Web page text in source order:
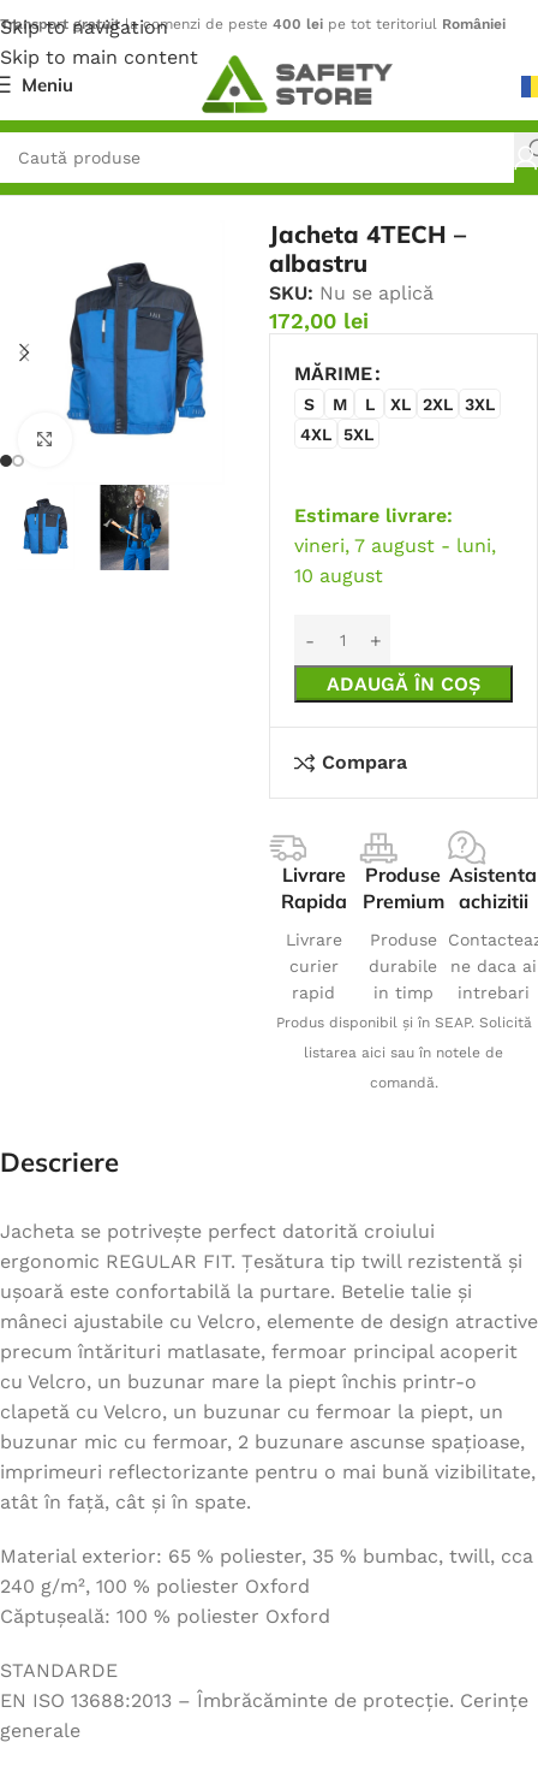
Skip to navigation
Skip to main content
Transport gratuitla comenzi de peste 400 lei pe tot teritoriul României
Meniu
Prima pagină/ Îmbrăcăminte
Faceți click pentru a mări
Jacheta 4TECH –
albastru
SKU: Nu se aplică
172,00 lei
MĂRIME
S M L XL 2XL
3XL
4XL
5XL
Estimare livrare:
vineri, 7 august - luni,
10 august
ADAUGĂ ÎN COȘ
Compara
Livrare
Rapida
Livrare
curier
rapid
Produse
Premium
Produse
durabile
in timp
Asistenta
achizitii
ne daca ai
intrebari
Produs disponibil și în SEAP. Solicită
listarea aici sau în notele de
comandă.
Descriere
Jacheta se potrivește perfect datorită croiului
ergonomic REGULAR FIT. Țesătura tip twill rezistentă și
ușoară este confortabilă la purtare. Betelie talie și
mâneci ajustabile cu Velcro, elemente de design atractive
precum întărituri matlasate, fermoar principal acoperit
cu Velcro, un buzunar mare la piept închis printr-o
clapetă cu Velcro, un buzunar cu fermoar la piept, un
buzunar mic cu fermoar, 2 buzunare ascunse spațioase,
imprimeuri reflectorizante pentru o mai bună vizibilitate,
atât în față, cât și în spate.
Material exterior: 65 % poliester, 35 % bumbac, twill, cca
240 g/m², 100 % poliester Oxford
Căptușeală: 100 % poliester Oxford
STANDARDE
EN ISO 13688:2013 – Îmbrăcăminte de protecție. Cerințe
generale